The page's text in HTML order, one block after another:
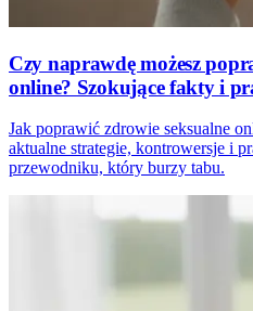
Czy naprawdę możesz
online? Szokujące fakty i
Jak poprawić zdrowie seksualne
aktualne strategie, kontrowersje i
przewodniku, który burzy tabu.